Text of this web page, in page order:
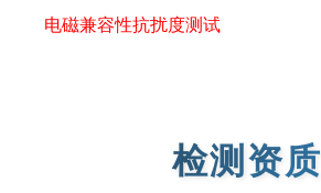
电磁兼容性抗扰度测试
检测资质